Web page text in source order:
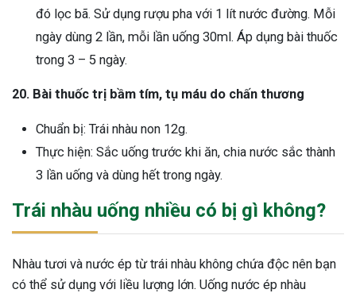
đó lọc bã. Sử dụng rượu pha với 1 lít nước đường. Mỗi
ngày dùng 2 lần, mỗi lần uống 30ml. Áp dụng bài thuốc
trong 3 – 5 ngày.
20. Bài thuốc trị bầm tím, tụ máu do chấn thương
Chuẩn bị: Trái nhàu non 12g.
Thực hiện: Sắc uống trước khi ăn, chia nước sắc thành
3 lần uống và dùng hết trong ngày.
Trái nhàu uống nhiều có bị gì không?
Nhàu tươi và nước ép từ trái nhàu không chứa độc nên bạn
có thể sử dụng với liều lượng lớn. Uống nước ép nhàu